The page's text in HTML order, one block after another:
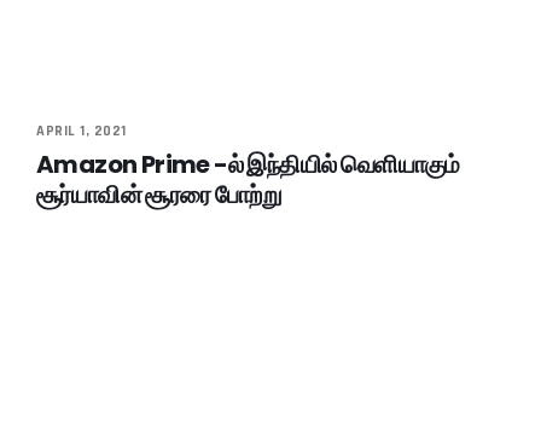
APRIL 1, 2021
Amazon Prime -ல் இந்தியில் வெளியாகும்
சூர்யாவின் சூரரை போற்று